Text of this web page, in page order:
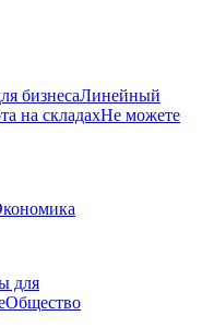
бизнесаЛинейный
на складахНе можете
для
Общество